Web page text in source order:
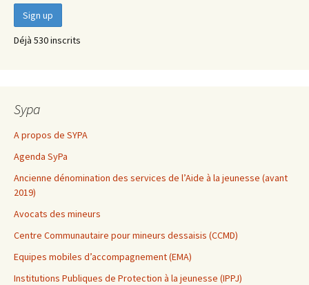
Déjà 530 inscrits
Sypa
A propos de SYPA
Agenda SyPa
Ancienne dénomination des services de l’Aide à la jeunesse (avant
2019)
Avocats des mineurs
Centre Communautaire pour mineurs dessaisis (CCMD)
Equipes mobiles d’accompagnement (EMA)
Institutions Publiques de Protection à la jeunesse (IPPJ)